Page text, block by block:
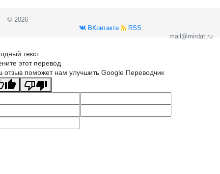
© 2026
ВКонтакте
RSS
mail@mirdat.ru
текст
этот перевод
отзыв поможет нам улучшить Google Переводчик